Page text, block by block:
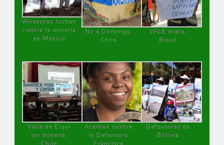
Wirakutas luchan
contra la minería
en México
No a Dominga,
Chile
VALE mata,
Brasil
Valle de Elqui
sin minería.
Chile
Atentan contra
la Defensora
Francisca
Defensoras de
Bolivia